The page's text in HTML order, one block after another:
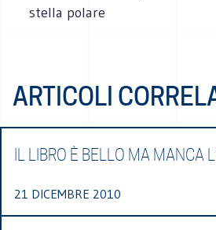
stella polare
ARTICOLI
IL LIBRO È BELLO MA MANCA
21 DICEMBRE 2010